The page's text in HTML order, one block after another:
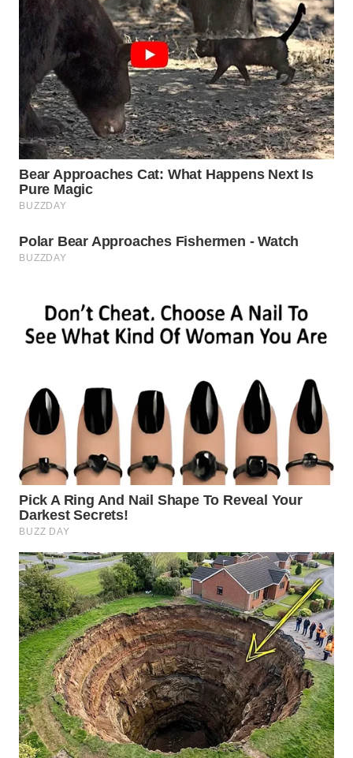
WN
BEKASI
WN
BOGOR
WN
DEPOK
WN
UTARA
WN
WN
SUMEDANG
WN
CIANJUR
WN
KEPULAUAN
SERIBU
WN
TANGERANG
WN
BINJAI
WN
CIREBON